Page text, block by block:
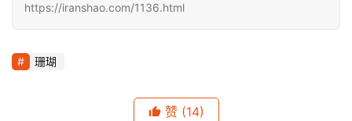
https://iranshao.com/1136.html
珊瑚
赞 (14)